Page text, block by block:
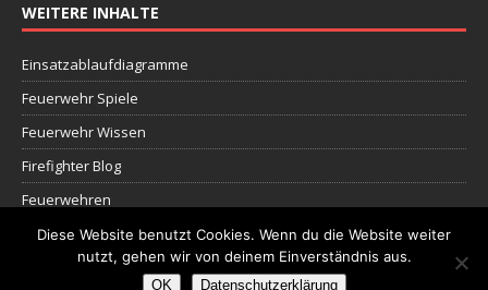
WEITERE INHALTE
Einsatzablaufdiagramme
Feuerwehr Spiele
Feuerwehr Wissen
Firefighter Blog
Feuerwehren
Dokumente
Diese Website benutzt Cookies. Wenn du die Website weiter
nutzt, gehen wir von deinem Einverständnis aus.
OK Datenschutzerklärung